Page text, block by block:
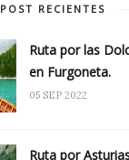
POST RECIENTES
Ruta por las
en Furgoneta.
05 SEP 2022
Ruta por